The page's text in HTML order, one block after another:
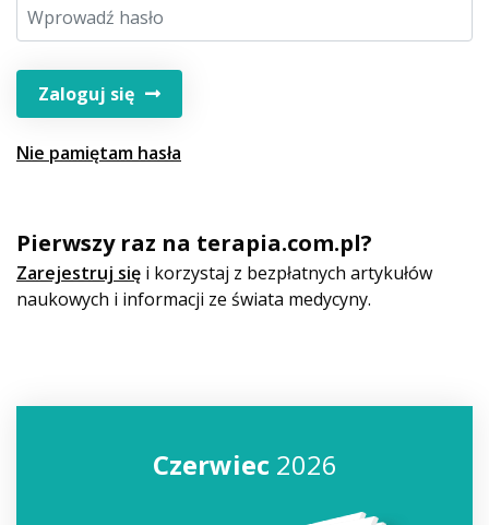
Zaloguj się
Nie pamiętam hasła
Pierwszy raz na terapia.com.pl?
Zarejestruj się i korzystaj z bezpłatnych artykułów
naukowych i informacji ze świata medycyny.
Czerwiec2026